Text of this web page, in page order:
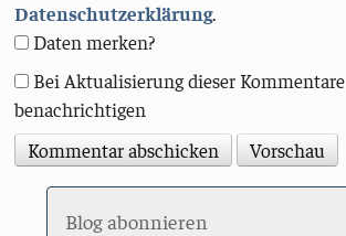
Datenschutzerklärung.
Daten merken?
Bei Aktualisierung dieser Kommentare
benachrichtigen
Blog abonnieren